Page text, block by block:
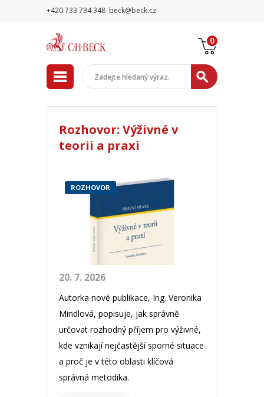
+420 733 734 348 beck@beck.cz
0
Rozhovor: Výživné v
teorii a praxi
ROZHOVOR
20. 7. 2026
Autorka nové publikace, Ing. Veronika
Mindlová, popisuje, jak správně
určovat rozhodný příjem pro výživné,
kde vznikají nejčastější sporné situace
a proč je v této oblasti klíčová
správná metodika.